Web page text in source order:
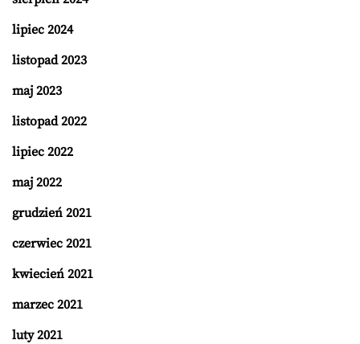
lipiec 2024
listopad 2023
maj 2023
listopad 2022
lipiec 2022
maj 2022
grudzień 2021
czerwiec 2021
kwiecień 2021
marzec 2021
luty 2021